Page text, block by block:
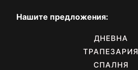
Нашите предложения:
ДНЕВНА
ТРАПЕЗАРИЯ
СПАЛНЯ